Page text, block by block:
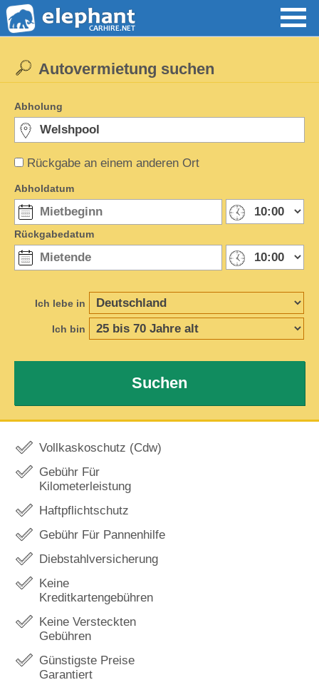
Rückgabe an einem anderen Ort
Autovermietung suchen
Abholung
Abholdatum
Rückgabedatum
Ich lebe in
Ich bin
Suchen
Vollkaskoschutz (Cdw)
Gebühr Für
Kilometerleistung
Haftpflichtschutz
Gebühr Für Pannenhilfe
Diebstahlversicherung
Keine
Kreditkartengebühren
Keine Versteckten
Gebühren
Günstigste Preise
Garantiert